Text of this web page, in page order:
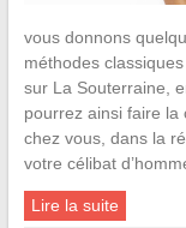
vous donnons
méthodes
sur La Souterraine,
pourrez ainsi faire la
chez vous, dans la
votre célibat
Lire la suite